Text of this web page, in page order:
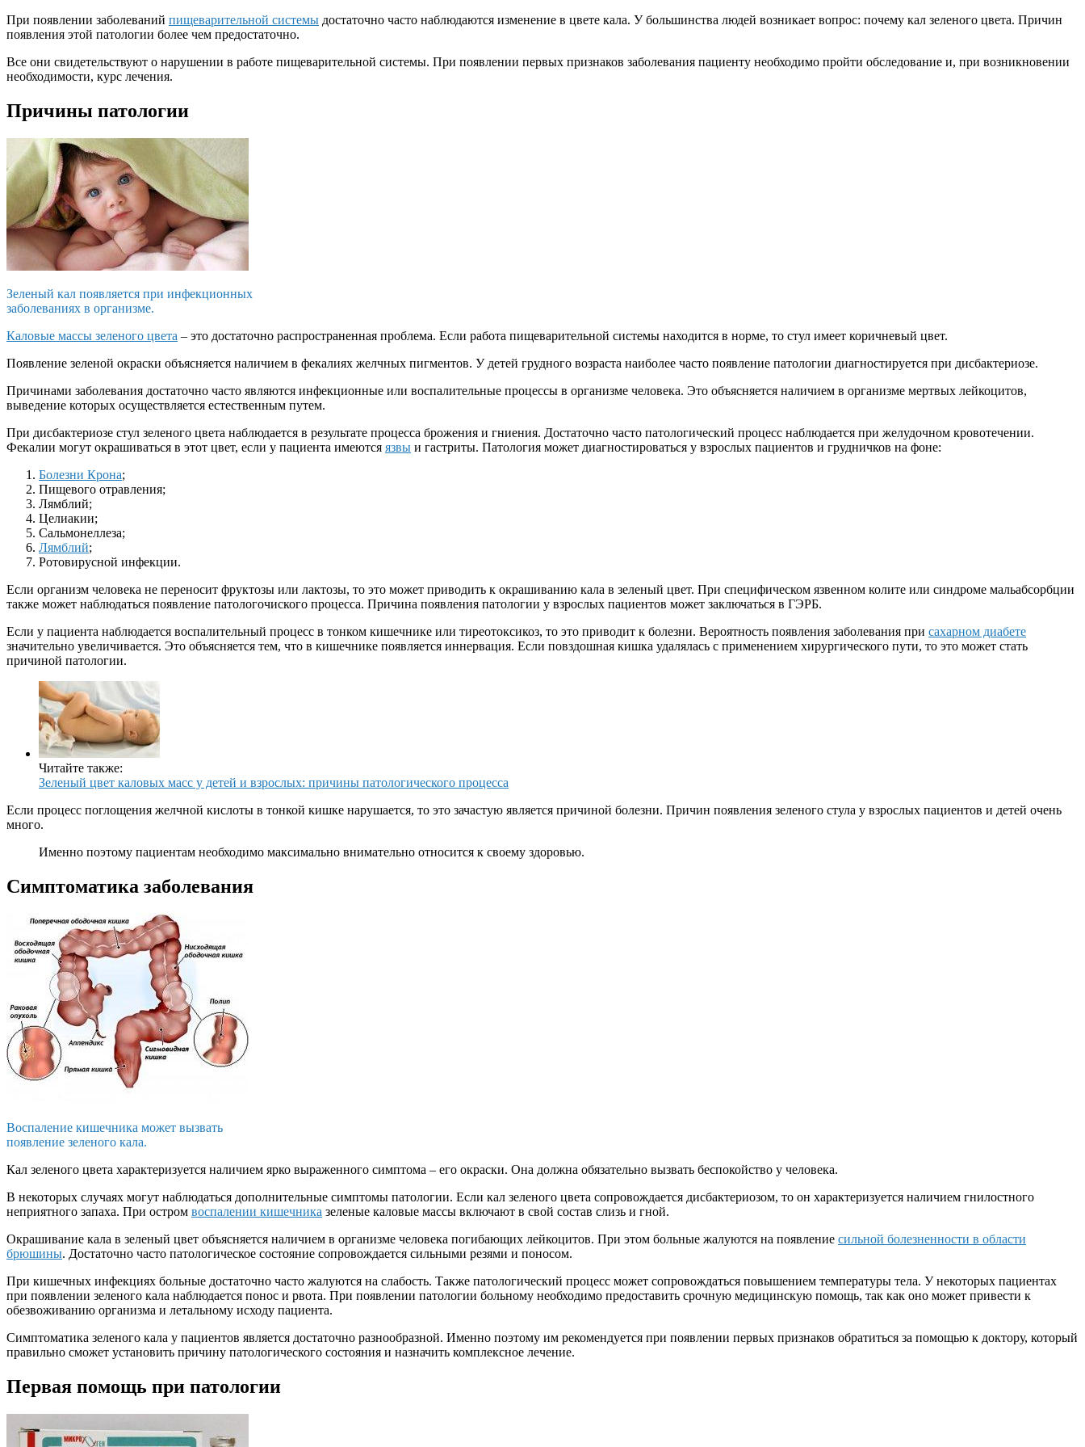
При появлении заболеваний пищеварительной системы достаточно часто наблюдаются изменение в цвете кала. У большинства людей возникает вопрос: почему кал зеленого цвета. Причин
появления этой патологии более чем предостаточно.
Все они свидетельствуют о нарушении в работе пищеварительной системы. При появлении первых признаков заболевания пациенту необходимо пройти обследование и, при возникновении
необходимости, курс лечения.
Причины патологии
Зеленый кал появляется при инфекционных
заболеваниях в организме.
Каловые массы зеленого цвета – это достаточно распространенная проблема. Если работа пищеварительной системы находится в норме, то стул имеет коричневый цвет.
Появление зеленой окраски объясняется наличием в фекалиях желчных пигментов. У детей грудного возраста наиболее часто появление патологии диагностируется при дисбактериозе.
Причинами заболевания достаточно часто являются инфекционные или воспалительные процессы в организме человека. Это объясняется наличием в организме мертвых лейкоцитов,
выведение которых осуществляется естественным путем.
При дисбактериозе стул зеленого цвета наблюдается в результате процесса брожения и гниения. Достаточно часто патологический процесс наблюдается при желудочном кровотечении.
Фекалии могут окрашиваться в этот цвет, если у пациента имеются язвы и гастриты. Патология может диагностироваться у взрослых пациентов и грудничков на фоне:
Болезни Крона;
Пищевого отравления;
Лямблий;
Целиакии;
Сальмонеллеза;
Лямблий;
Ротовирусной инфекции.
Если организм человека не переносит фруктозы или лактозы, то это может приводить к окрашиванию кала в зеленый цвет. При специфическом язвенном колите или синдроме мальабсорбции
также может наблюдаться появление патологочиского процесса. Причина появления патологии у взрослых пациентов может заключаться в ГЭРБ.
Если у пациента наблюдается воспалительный процесс в тонком кишечнике или тиреотоксикоз, то это приводит к болезни. Вероятность появления заболевания при сахарном диабете
значительно увеличивается. Это объясняется тем, что в кишечнике появляется иннервация. Если повздошная кишка удалялась с применением хирургического пути, то это может стать
причиной патологии.
Читайте также:
Зеленый цвет каловых масс у детей и взрослых: причины патологического процесса
Если процесс поглощения желчной кислоты в тонкой кишке нарушается, то это зачастую является причиной болезни. Причин появления зеленого стула у взрослых пациентов и детей очень
много.
Именно поэтому пациентам необходимо максимально внимательно относится к своему здоровью.
Симптоматика заболевания
Воспаление кишечника может вызвать
появление зеленого кала.
Кал зеленого цвета характеризуется наличием ярко выраженного симптома – его окраски. Она должна обязательно вызвать беспокойство у человека.
В некоторых случаях могут наблюдаться дополнительные симптомы патологии. Если кал зеленого цвета сопровождается дисбактериозом, то он характеризуется наличием гнилостного
неприятного запаха. При остром воспалении кишечника зеленые каловые массы включают в свой состав слизь и гной.
Окрашивание кала в зеленый цвет объясняется наличием в организме человека погибающих лейкоцитов. При этом больные жалуются на появление сильной болезненности в области
брюшины. Достаточно часто патологическое состояние сопровождается сильными резями и поносом.
При кишечных инфекциях больные достаточно часто жалуются на слабость. Также патологический процесс может сопровождаться повышением температуры тела. У некоторых пациентах
при появлении зеленого кала наблюдается понос и рвота. При появлении патологии больному необходимо предоставить срочную медицинскую помощь, так как оно может привести к
обезвоживанию организма и летальному исходу пациента.
Симптоматика зеленого кала у пациентов является достаточно разнообразной. Именно поэтому им рекомендуется при появлении первых признаков обратиться за помощью к доктору, который
правильно сможет установить причину патологического состояния и назначить комплексное лечение.
Первая помощь при патологии